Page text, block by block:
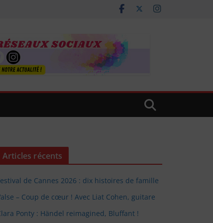
Articles récents
de Cannes 2026 : dix histoires de famille
– Coup de cœur ! Avec Liat Cohen, guitare
Ponty : Händel reimagined, Bluffant !